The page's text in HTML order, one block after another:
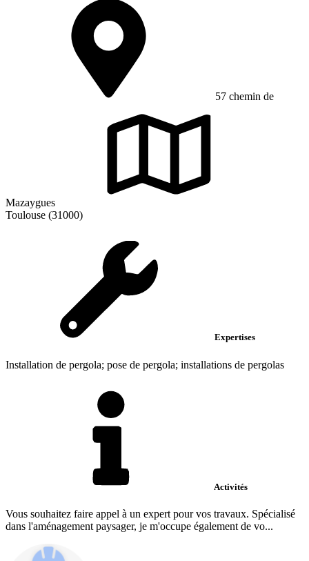
57 chemin de
Mazaygues
Toulouse (31000)
Expertises
Installation de pergola; pose de pergola; installations de pergolas
Activités
Vous souhaitez faire appel à un expert pour vos travaux. Spécialisé
dans l'aménagement paysager, je m'occupe également de vo...